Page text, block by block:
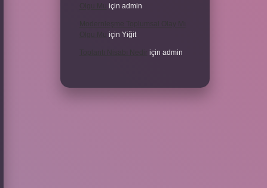
için admin
için Yiğit
için admin